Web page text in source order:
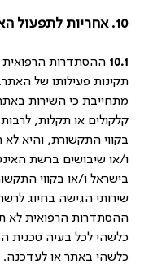
10. אחריות לתפעול האתר
10.1 ההסתדרות
תקינות פעילותו של
מתחייבת כי השירות
קלקולים או תקלות,
בקווי התקשורת, והיא
ו/או שיבושים ברשת
בישראל ו/או בקווי
שירותי הגישה בחיוג
ההסתדרות הרפואית לא
כלשהי לכל בעיה טכנית
כלשהי באתר או לעדכנה.